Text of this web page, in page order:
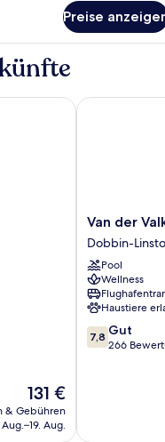
Preise
Der
Preis
beträgt
131 €
& Gebühren
Aug.–19. Aug.
Van
der
Valk
Resort
Linstow
Dobbin-
Linstow
Van der
Dobbin-
Pool
Wellness
Haustiere
7.8
von
7,8 Gut
266
Van der Valk